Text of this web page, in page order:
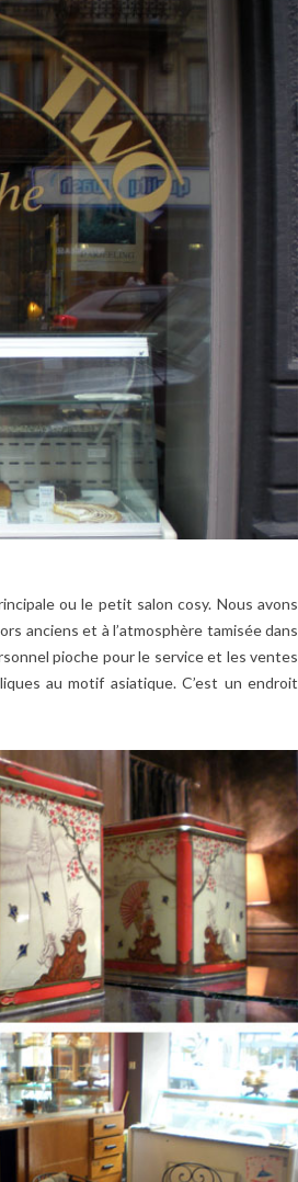
ou le petit salon cosy. Nous avons
anciens et à l’atmosphère tamisée dans
pioche pour le service et les ventes
au motif asiatique. C’est un endroit